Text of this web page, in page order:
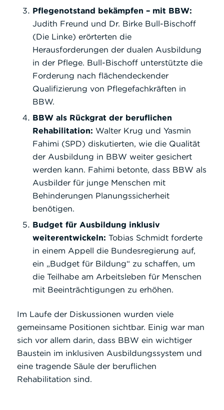
Pflegenotstand bekämpfen – mit BBW:
Judith Freund und Dr. Birke Bull-Bischoff
(Die Linke) erörterten die
Herausforderungen der dualen Ausbildung
in der Pflege. Bull-Bischoff unterstützte die
Forderung nach flächendeckender
Qualifizierung von Pflegefachkräften in
BBW.
BBW als Rückgrat der beruflichen
Rehabilitation: Walter Krug und Yasmin
Fahimi (SPD) diskutierten, wie die Qualität
der Ausbildung in BBW weiter gesichert
werden kann. Fahimi betonte, dass BBW als
Ausbilder für junge Menschen mit
Behinderungen Planungssicherheit
benötigen.
Budget für Ausbildung inklusiv
weiterentwickeln: Tobias Schmidt forderte
in einem Appell die Bundesregierung auf,
ein „Budget für Bildung“ zu schaffen, um
die Teilhabe am Arbeitsleben für Menschen
mit Beeinträchtigungen zu erhöhen.
Im Laufe der Diskussionen wurden viele
gemeinsame Positionen sichtbar. Einig war man
sich vor allem darin, dass BBW ein wichtiger
Baustein im inklusiven Ausbildungssystem und
eine tragende Säule der beruflichen
Rehabilitation sind.